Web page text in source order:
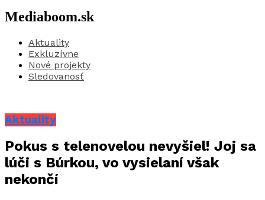
Mediaboom.sk
Aktuality
Exkluzívne
Nové projekty
Sledovanosť
Aktuality
Pokus s telenovelou nevyšiel! Joj sa
lúči s Búrkou, vo vysielaní však
nekončí